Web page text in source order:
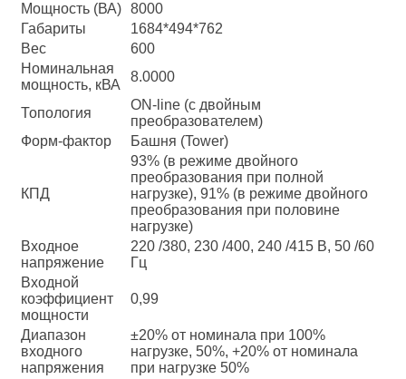
Мощность (ВА)
8000
Габариты
1684*494*762
Вес
600
Номинальная
мощность, кВА
8.0000
Топология
ON-line (с двойным
преобразователем)
Форм-фактор
Башня (Tower)
КПД
93% (в режиме двойного
преобразования при полной
нагрузке), 91% (в режиме двойного
преобразования при половине
нагрузке)
Входное
напряжение
220 /380, 230 /400, 240 /415 В, 50 /60
Гц
Входной
коэффициент
мощности
0,99
Диапазон
входного
напряжения
±20% от номинала при 100%
нагрузке, 50%, +20% от номинала
при нагрузке 50%